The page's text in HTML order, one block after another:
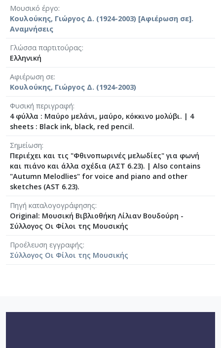
[Φάκελος] GR-As-MTH-003-Sc-006-047-
[Φάκελος] GR-As-MTH-003-Sc-006-049-Έργο
[Φάκελος] GR-As-MTH-003-Sc-006-050-
[Φάκελος] GR-As-MTH-003-Sc-006-053-
[Φάκελος] GR-As-MTH-003-Sc-007-054-Σουΐτα
[Φάκελος] GR-As-MTH-003-Sc-007-055-Το
[Φάκελος] GR-As-MTH-003-Sc-007-056-
[Φάκελος] GR-As-MTH-003-Sc-008-059-
[Φάκελος] GR-As-MTH-003-Sc-008-060-
[Φάκελος] GR-As-MTH-003-Sc-008-061-Fuga
[Φάκελος] GR-As-MTH-003-Sc-008-063-Έρως
[Φάκελος] GR-As-MTH-003-Sc-008-064-
[Φάκελος] GR-As-MTH-003-Sc-008-065-Fuga
[Φάκελος] GR-As-MTH-003-Sc-008-066-
[Φάκελος] GR-As-MTH-003-Sc-008-067-Σχέδια
Μουσικό έργο
Κουλούκης, Γιώργος Δ. (1924-2003) [Αφιέρωση σε].
Αναμνήσεις
Γλώσσα παρτιτούρας
Ελληνική
Αφιέρωση σε
Κουλούκης, Γιώργος Δ. (1924-2003)
Φυσική περιγραφή
4 φύλλα : Μαύρο μελάνι, μαύρο, κόκκινο μολύβι. | 4
sheets : Black ink, black, red pencil.
Σημείωση
Περιέχει και τις "Φθινοπωρινές μελωδίες" για φωνή
και πιάνο και άλλα σχέδια (ΑΣΤ 6.23). | Also contains
"Autumn Melodlies" for voice and piano and other
sketches (AST 6.23).
Πηγή καταλογογράφησης
Original: Μουσική Βιβλιοθήκη Λίλιαν Βουδούρη -
Σύλλογος Οι Φίλοι της Μουσικής
Προέλευση εγγραφής
Σύλλογος Οι Φίλοι της Μουσικής